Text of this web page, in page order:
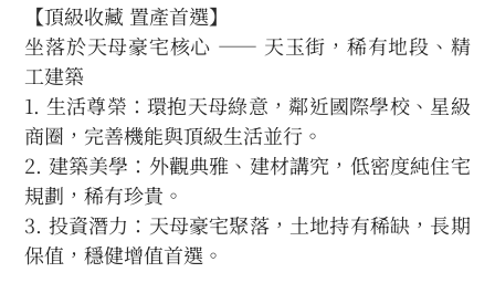
【頂級收藏 置產首選】
坐落於天母豪宅核心 —— 天玉街，稀有地段、精
工建築
1. 生活尊榮：環抱天母綠意，鄰近國際學校、星級
商圈，完善機能與頂級生活並行。
2. 建築美學：外觀典雅、建材講究，低密度純住宅
規劃，稀有珍貴。
3. 投資潛力：天母豪宅聚落，土地持有稀缺，長期
保值，穩健增值首選。